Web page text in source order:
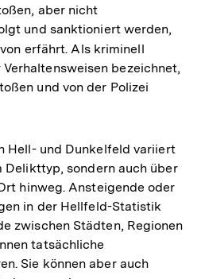
aber nicht
und sanktioniert werden,
erfährt. Als kriminell
bezeichnet,
und von der Polizei
Hell- und Dunkelfeld variiert
sondern auch über
hinweg. Ansteigende oder
in der Hellfeld-Statistik
zwischen Städten, Regionen
tatsächliche
Sie können aber auch